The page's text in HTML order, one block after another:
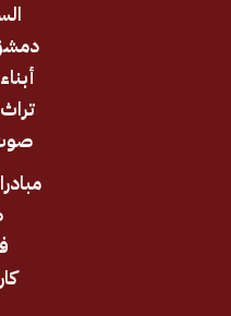
دمشق وريفها
أبناء الجولان
تراث الجولان
صوت الناس
مبادرات مدنية